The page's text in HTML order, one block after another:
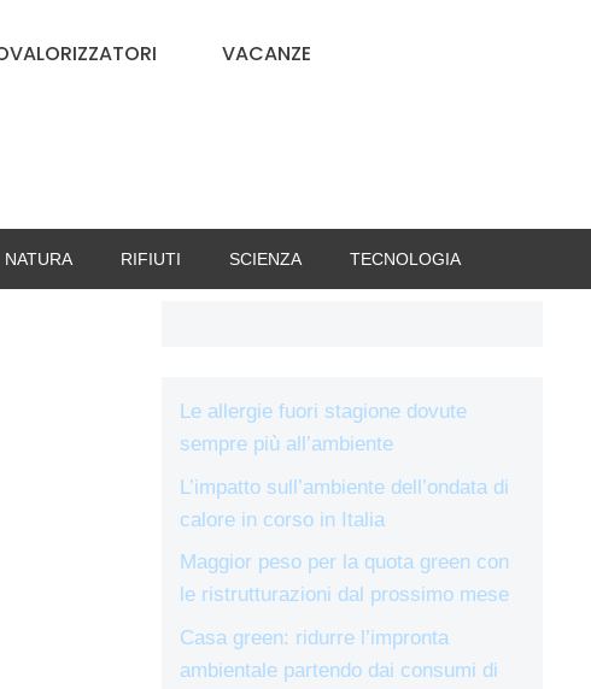
VACANZE
NATURA RIFIUTI SCIENZA TECNOLOGIA
Le allergie fuori stagione dovute
sempre più all’ambiente
L’impatto sull’ambiente dell’ondata di
calore in corso in Italia
Maggior peso per la quota green con
le ristrutturazioni dal prossimo mese
Casa green: ridurre l’impronta
ambientale partendo dai consumi di